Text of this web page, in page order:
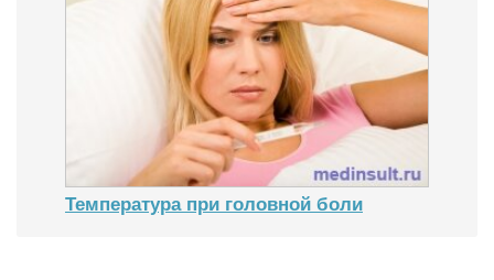
Температура при головной боли